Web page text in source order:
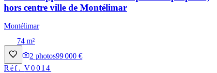
hors centre ville de Montélimar
Montélimar
74 m²
2 photos99 000 €
Réf.V0014